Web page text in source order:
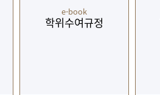
e-book
학위수여규정